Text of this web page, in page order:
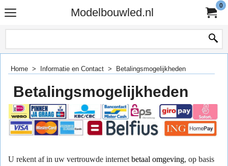
Modelbouwled.nl
0
Home > Informatie en Contact > Betalingsmogelijkheden
Betalingsmogelijkheden
U rekent af in uw vertrouwde internet betaal omgeving, op basis